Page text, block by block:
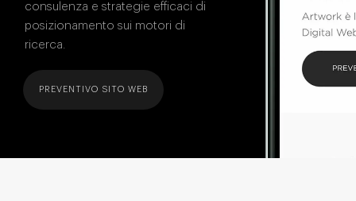
consulenza e strategie efficaci di
posizionamento sui motori di
ricerca.
PREVENTIVO SITO WEB